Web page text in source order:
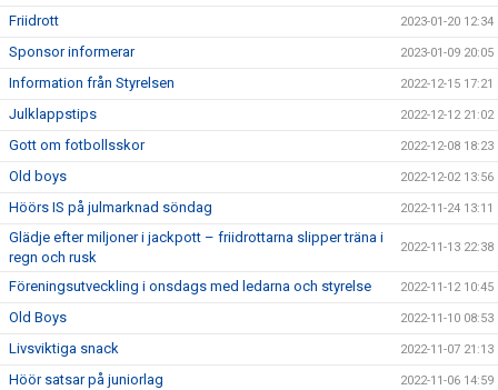
Friidrott 2023-01-20 12:34
Sponsor informerar 2023-01-09 20:05
Information från Styrelsen 2022-12-15 17:21
Julklappstips 2022-12-12 21:02
Gott om fotbollsskor 2022-12-08 18:23
Old boys 2022-12-02 13:56
Höörs IS på julmarknad söndag 2022-11-24 13:11
Glädje efter miljoner i jackpott – friidrottarna slipper träna i
regn och rusk
2022-11-13 22:38
Föreningsutveckling i onsdags med ledarna och styrelse 2022-11-12 10:45
Old Boys 2022-11-10 08:53
Livsviktiga snack 2022-11-07 21:13
Höör satsar på juniorlag 2022-11-06 14:59